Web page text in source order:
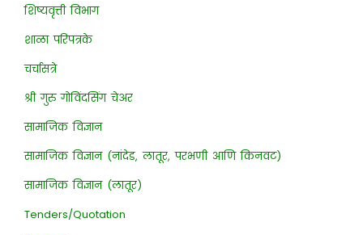
शिष्यवृत्ती विभाग
शाळा परिपत्रके
चर्चासत्रे
श्री गुरु गोविंदसिंग चेअर
सामाजिक विज्ञान
सामाजिक विज्ञान (नांदेड, लातूर, परभणी आणि किनवट)
सामाजिक विज्ञान (लातूर)
Tenders/Quotation